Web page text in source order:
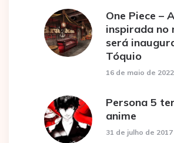
One Piece –
inspirada no
será
Tóquio
16 de maio de 2022
Persona 5
anime
31 de julho de 2017